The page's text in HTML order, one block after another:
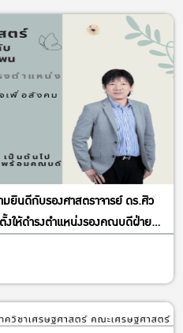
ยินดีกับรองศาสตราจารย์ ดร.ศิว
งให้ดำรงตำแหน่งรองคณบดีฝ่าย